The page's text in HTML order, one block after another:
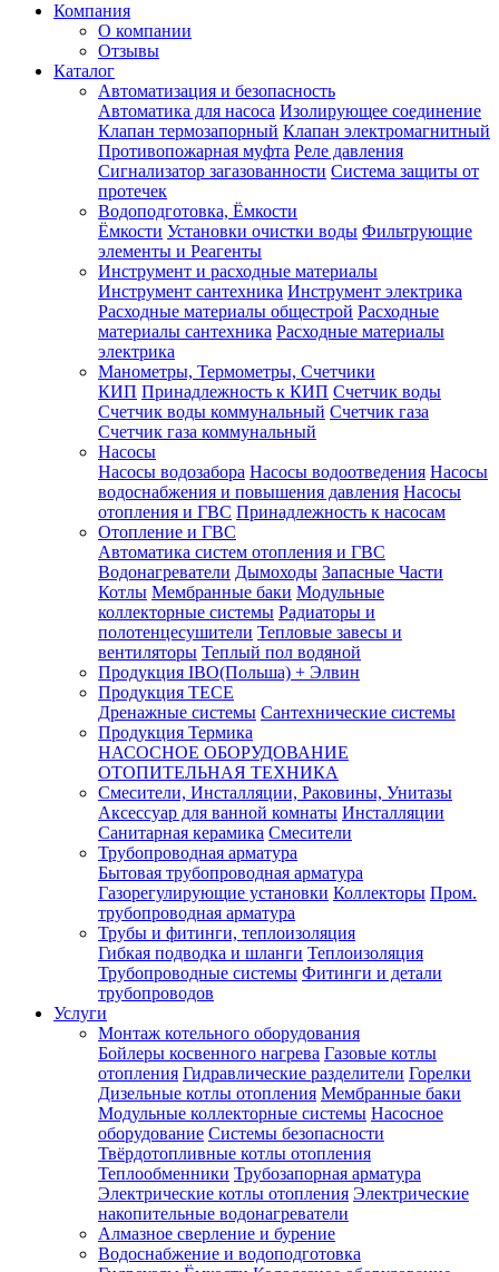
Компания
О компании
Отзывы
Каталог
Автоматизация и безопасность
Автоматика для насоса Изолирующее соединение
Клапан термозапорный Клапан электромагнитный
Противопожарная муфта Реле давления
Сигнализатор загазованности Система защиты от
протечек
Водоподготовка, Ёмкости
Ёмкости Установки очистки воды Фильтрующие
элементы и Реагенты
Инструмент и расходные материалы
Инструмент сантехника Инструмент электрика
Расходные материалы общестрой Расходные
материалы сантехника Расходные материалы
электрика
Манометры, Термометры, Счетчики
КИП Принадлежность к КИП Счетчик воды
Счетчик воды коммунальный Счетчик газа
Счетчик газа коммунальный
Насосы
Насосы водозабора Насосы водоотведения Насосы
водоснабжения и повышения давления Насосы
отопления и ГВС Принадлежность к насосам
Отопление и ГВС
Автоматика систем отопления и ГВС
Водонагреватели Дымоходы Запасные Части
Котлы Мембранные баки Модульные
коллекторные системы Радиаторы и
полотенцесушители Тепловые завесы и
вентиляторы Теплый пол водяной
Продукция IBO(Польша) + Элвин
Продукция TECE
Дренажные системы Сантехнические системы
Продукция Термика
НАСОСНОЕ ОБОРУДОВАНИЕ
ОТОПИТЕЛЬНАЯ ТЕХНИКА
Смесители, Инсталляции, Раковины, Унитазы
Аксессуар для ванной комнаты Инсталляции
Санитарная керамика Смесители
Трубопроводная арматура
Бытовая трубопроводная арматура
Газорегулирующие установки Коллекторы Пром.
трубопроводная арматура
Трубы и фитинги, теплоизоляция
Гибкая подводка и шланги Теплоизоляция
Трубопроводные системы Фитинги и детали
трубопроводов
Услуги
Монтаж котельного оборудования
Бойлеры косвенного нагрева Газовые котлы
отопления Гидравлические разделители Горелки
Дизельные котлы отопления Мембранные баки
Модульные коллекторные системы Насосное
оборудование Системы безопасности
Твёрдотопливные котлы отопления
Теплообменники Трубозапорная арматура
Электрические котлы отопления Электрические
накопительные водонагреватели
Алмазное сверление и бурение
Водоснабжение и водоподготовка